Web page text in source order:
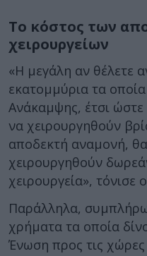
Το κόστος των
χειρουργείων
«Η μεγάλη αν θέλετε
εκατομμύρια τα
Ανάκαμψης, έτσι ώστε
να χειρουργηθούν
αποδεκτή αναμονή,
χειρουργηθούν
χειρουργεία», τόνισε
Παράλληλα,
χρήματα τα οποία
Ένωση προς τις